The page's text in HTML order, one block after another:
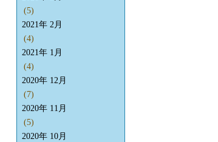
(5)
2021年 2月
(4)
2021年 1月
(4)
2020年 12月
(7)
2020年 11月
(5)
2020年 10月